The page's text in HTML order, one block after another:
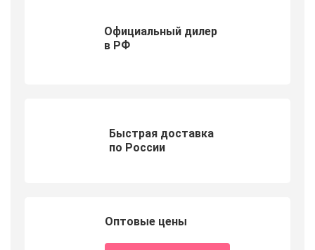
Официальный дилер
в РФ
Быстрая доставка
по России
Оптовые цены